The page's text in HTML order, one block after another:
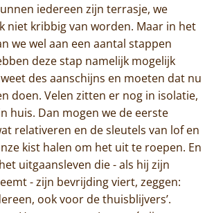
iedereen zijn terrasje, we
niet kribbig van worden. Maar in het
we wel aan een aantal stappen
deze stap namelijk mogelijk
des aanschijns en moeten dat nu
doen. Velen zitten er nog in isolatie,
huis. Dan mogen we de eerste
relativeren en de sleutels van lof en
kist halen om het uit te roepen. En
uitgaansleven die - als hij zijn
- zijn bevrijding viert, zeggen:
ook voor de thuisblijvers’.